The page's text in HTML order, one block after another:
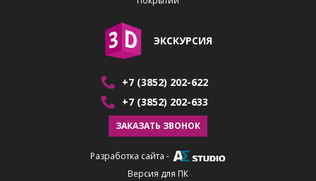
ЭКСКУРСИЯ
+7 (3852) 202-622
+7 (3852) 202-633
ЗАКАЗАТЬ ЗВОНОК
Разработка сайта -
Версия для ПК